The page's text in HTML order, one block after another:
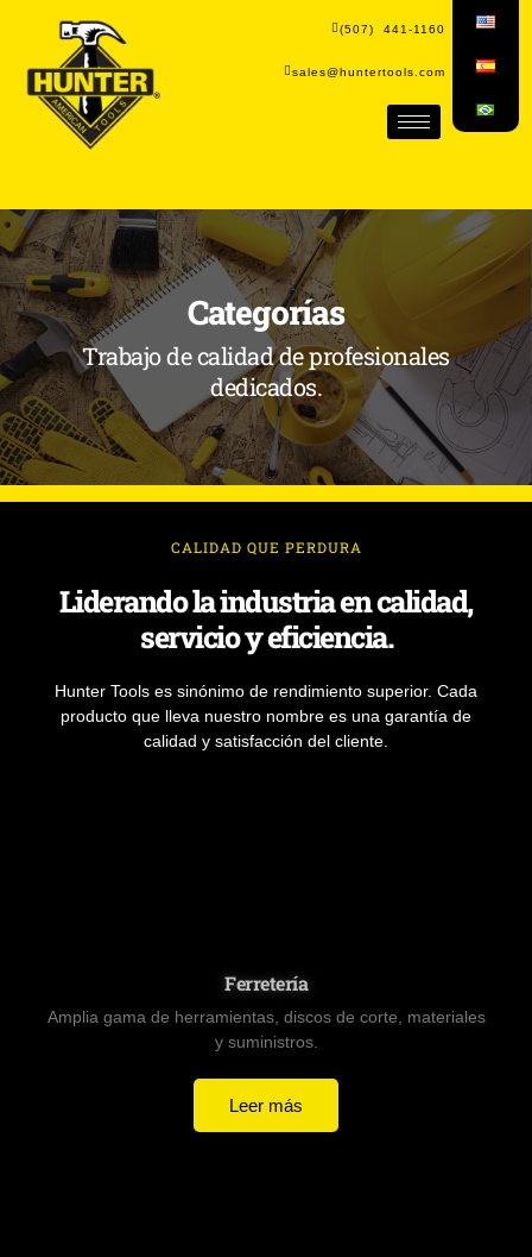
(507) 441-1160
sales@huntertools.com
Categorías
Trabajo de calidad de profesionales
dedicados.
CALIDAD QUE PERDURA
Liderando la industria en calidad,
servicio y eficiencia.
Hunter Tools es sinónimo de rendimiento superior. Cada
producto que lleva nuestro nombre es una garantía de
calidad y satisfacción del cliente.
Ferretería
Amplia gama de herramientas, discos de corte, materiales
y suministros.
Leer más